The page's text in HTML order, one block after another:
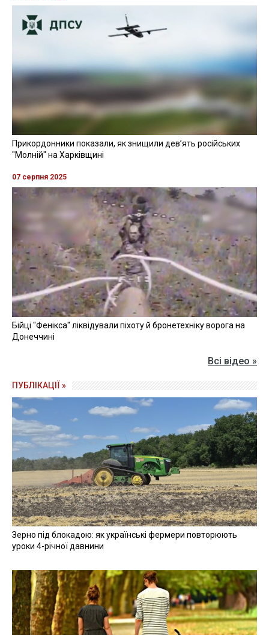
Прикордонники показали, як знищили девʼять російських
"Молній" на Харківщині
07 серпня 2025
Бійці "Фенікса" ліквідували піхоту й бронетехніку ворога на
Донеччині
Всі відео »
ПУБЛІКАЦІЇ »
Зерно під блокадою: як українські фермери повторюють
уроки 4-річної давнини